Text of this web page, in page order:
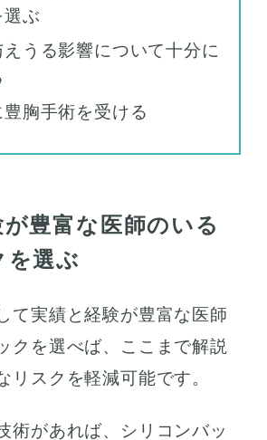
選ぶ
うる影響について十分に
胸手術を受ける
豊富な医師のいる
を選ぶ
て実績と経験が豊富な医師
クを選べば、ここまで解説
リスクを軽減可能です。
術があれば、シリコンバッ